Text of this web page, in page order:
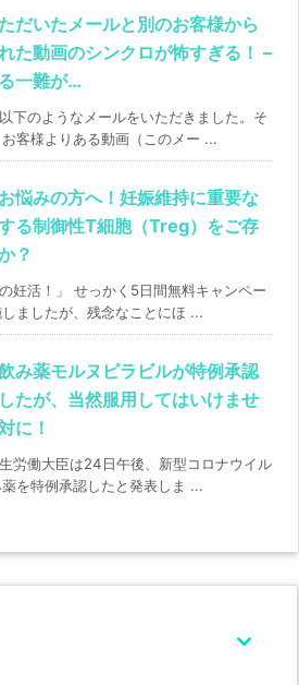
だいたメールと別のお客様から
た動画のシンクロが怖すぎる！ –
一難が…
下のようなメールをいただきました。そ
客様よりある動画（このメー ...
悩みの方へ！妊娠維持に重要な
る制御性T細胞（Treg）をご存
？
の妊活！」 せっかく5日間無料キャンペー
しましたが、残念なことにほ ...
み薬モルヌピラビルが特例承認
たが、当然服用してはいけませ
に！
労働大臣は24日午後、新型コロナウイル
薬を特例承認したと発表しま ...